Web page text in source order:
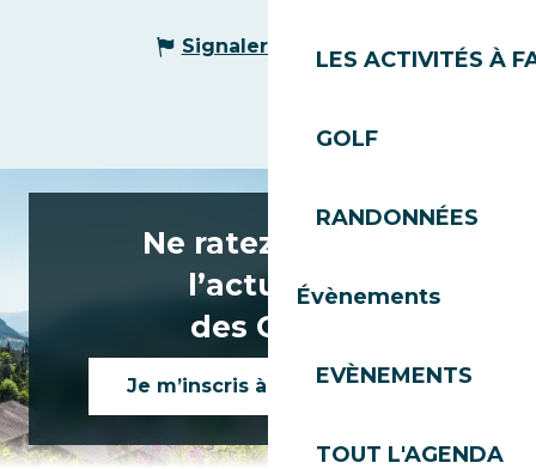
LES ACTIVITÉS À
GOLF
RANDONNÉES
Évènements
EVÈNEMENTS
TOUT L'AGENDA
Signaler une erreur
Ne ratez rien de
l’actualité
des Gets !
Je m’inscris à la newsletter